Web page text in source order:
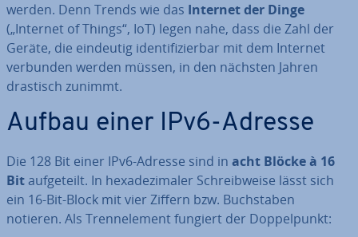
werden. Denn Trends wie das Internet der Dinge
(„Internet of Things“, IoT) legen nahe, dass die Zahl der
Geräte, die eindeutig iden­ti­fi­zier­bar mit dem Internet
verbunden werden müssen, in den nächsten Jahren
drastisch zunimmt.
Aufbau einer IPv6-Adresse
Die 128 Bit einer IPv6-Adresse sind in acht Blöcke à 16
Bitauf­ge­teilt. In he­xa­de­zi­ma­ler Schreib­wei­se lässt sich
ein 16-Bit-Block mit vier Ziffern bzw. Buch­sta­ben
notieren. Als Trenn­ele­ment fungiert der Dop­pel­punkt: